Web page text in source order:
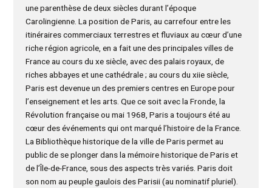
une parenthèse de deux siècles durant l’époque
Carolingienne. La position de Paris, au carrefour entre les
itinéraires commerciaux terrestres et fluviaux au cœur d’une
riche région agricole, en a fait une des principales villes de
France au cours du xe siècle, avec des palais royaux, de
riches abbayes et une cathédrale ; au cours du xiie siècle,
Paris est devenue un des premiers centres en Europe pour
l’enseignement et les arts. Que ce soit avec la Fronde, la
Révolution française ou mai 1968, Paris a toujours été au
cœur des événements qui ont marqué l’histoire de la France.
La Bibliothèque historique de la ville de Paris permet au
public de se plonger dans la mémoire historique de Paris et
de l’Île-de-France, sous des aspects très variés. Paris doit
son nom au peuple gaulois des Parisii (au nominatif pluriel).